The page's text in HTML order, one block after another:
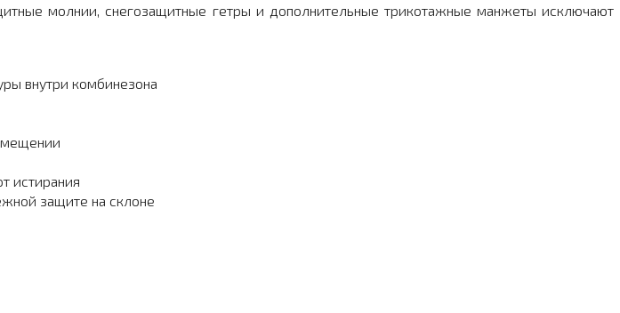
молнии, снегозащитные гетры и дополнительные трикотажные манжеты исключают
внутри комбинезона
истирания
защите на склоне